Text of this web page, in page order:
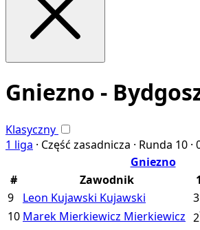
Gniezno -
Klasyczny
1 liga · Część zasadnicza · Runda 10 ·
Gniezno
#
Zawodnik 1
9
Leon Kujawski Kujawski 3
10 Marek Mierkiewicz Mierkiewicz 2